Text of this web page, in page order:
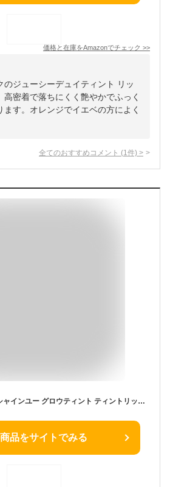
価格と在庫をAmazonでチェック >>
のジューシーデュイティント リッ
高密着で落ちにくく艶やかでふっく
ます。オレンジでイエベの方によく
全てのおすすめコメント (1 件) >
【フルンフリン公式】シャインユー グロウティント ティントリップ リップグロス ティントルージュ 濡れツヤ ジューシー 落ちにくい 落ちない イエベ ブルベ ヴィーガン ピンク ローズ ブラウン レッド イエロー テラコッタ プチプラ おすすめ 人気 frunflynn タイコスメ
品をサイトでみる